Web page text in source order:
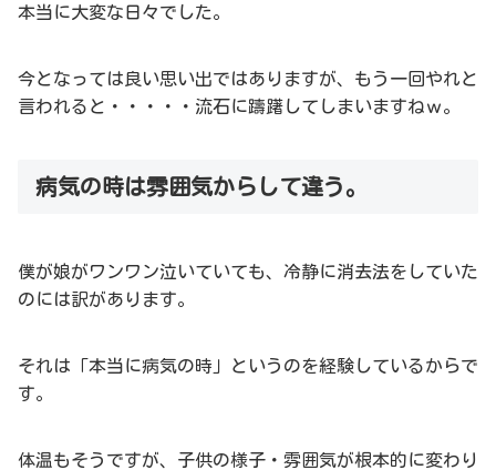
本当に大変な日々でした。
今となっては良い思い出ではありますが、もう一回やれと
言われると・・・・・流石に躊躇してしまいますねｗ。
病気の時は雰囲気からして違う。
僕が娘がワンワン泣いていても、冷静に消去法をしていた
のには訳があります。
それは「本当に病気の時」というのを経験しているからで
す。
体温もそうですが、子供の様子・雰囲気が根本的に変わり